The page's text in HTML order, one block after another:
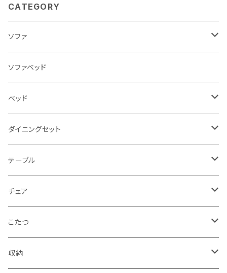
CATEGORY
ソファ
3人掛け
2.5人掛け
2人掛け
1人掛け
カウチソファ
コーナーソファ
ソファセット
ソファベッド
ベッド
シングルサイズ以下（フレームのみ）
セミダブルサイズ（フレームのみ）
ダブルサイズ（フレームのみ）
ワイドダブルサイズ以上（フレームのみ）
シングルサイズ以下（マットレス付）
ダイニングセット
ダイニング3点セット以下
ダイニング4点セット
ダイニング5点・6点セット
ダイニング7点セット以上
テーブル
センターテーブル
ダイニングテーブル
カウンターテーブル
チェア
ダイニングチェア
カウンターチェア
こたつ
こたつテーブル
収納